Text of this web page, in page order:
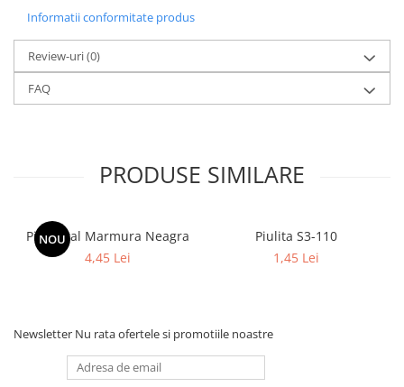
Cupe Outlet
Medalii Outlet
Trofee Outlet
Figurine Outlet
Trofee Personalizate
Alte categorii
Columbofili
Informatii conformitate produs
Review-uri(0)
FAQ
PRODUSE SIMILARE
NOU
Piedestal Marmura Neagra
4,45 Lei
Piulita S3-110
1,45 Lei
Newsletter Nu rata ofertele si promotiile noastre